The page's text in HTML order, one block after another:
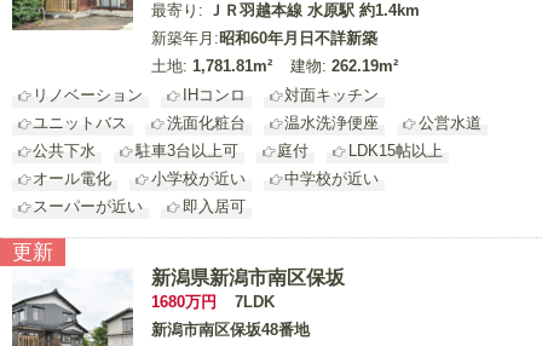
最寄り: ＪＲ羽越本線 水原駅 約1.4km
新築年月:昭和60年月日不詳新築
土地: 1,781.81m² 建物: 262.19m²
リノベーション
IHコンロ
対面キッチン
ユニットバス
洗面化粧台 温水洗浄便座
公営水道
公共下水
駐車3台以上可 庭付
LDK15帖以上
オール電化
小学校が近い
中学校が近い
スーパーが近い
即入居可
更新
新潟県新潟市南区保坂
1680万円
7LDK
新潟市南区保坂48番地